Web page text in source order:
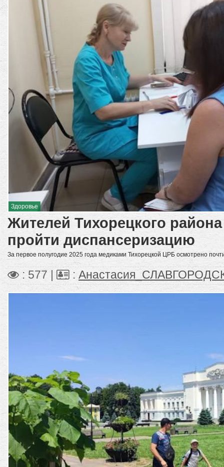
Здоровье
Жителей Тихорецкого
пройти диспансеризацию
За первое полугодие 2025 года медиками Тихорецкой ЦРБ осмотрено
: 577 | :